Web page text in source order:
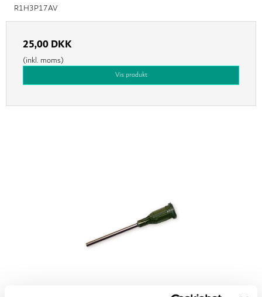
R1H3P17AV
25,00 DKK
(inkl. moms)
Vis produkt